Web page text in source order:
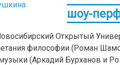
шоу-
Открытый
философии (Роман
(Аркадий Бурханов и